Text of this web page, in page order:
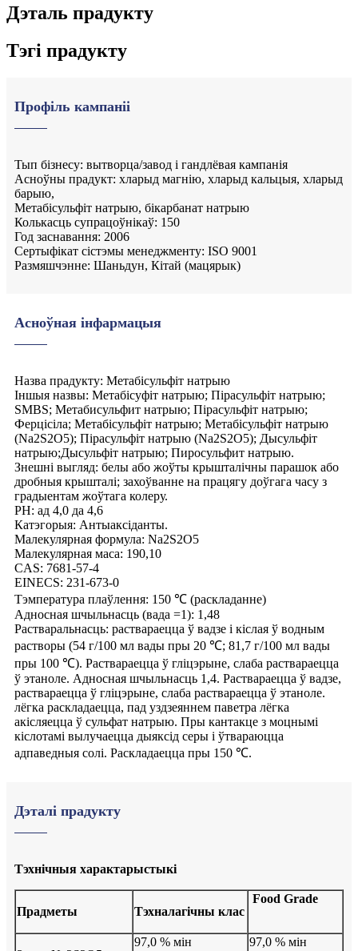
Дэталь прадукту
Тэгі прадукту
Профіль кампаніі
Тып бізнесу: вытворца/завод і гандлёвая кампанія
Асноўны прадукт: хларыд магнію, хларыд кальцыя, хларыд
барыю,
Метабісульфіт натрыю, бікарбанат натрыю
Колькасць супрацоўнікаў: 150
Год заснавання: 2006
Сертыфікат сістэмы менеджменту: ISO 9001
Размяшчэнне: Шаньдун, Кітай (мацярык)
Асноўная інфармацыя
Назва прадукту: Метабісульфіт натрыю
Іншыя назвы: Метабісуфіт натрыю; Пірасульфіт натрыю;
SMBS; Метабисульфит натрыю; Пірасульфіт натрыю;
Ферцісіла; Метабісульфіт натрыю; Метабісульфіт натрыю
(Na2S2O5); Пірасульфіт натрыю (Na2S2O5); Дысульфіт
натрыю;Дысульфіт натрыю; Пиросульфит натрыю.
Знешні выгляд: белы або жоўты крышталічны парашок або
дробныя крышталі; захоўванне на працягу доўгага часу з
градыентам жоўтага колеру.
PH: ад 4,0 да 4,6
Катэгорыя: Антыаксіданты.
Малекулярная формула: Na2S2O5
Малекулярная маса: 190,10
CAS: 7681-57-4
EINECS: 231-673-0
Тэмпература плаўлення: 150 ℃ (раскладанне)
Адносная шчыльнасць (вада =1): 1,48
Растваральнасць: раствараецца ў вадзе і кіслая ў водным
растворы (54 г/100 мл вады пры 20 ℃; 81,7 г/100 мл вады
пры 100 ℃). Раствараецца ў гліцэрыне, слаба раствараецца
ў этаноле. Адносная шчыльнасць 1,4. Раствараецца ў вадзе,
раствараецца ў гліцэрыне, слаба раствараецца ў этаноле.
лёгка раскладаецца, пад уздзеяннем паветра лёгка
акісляецца ў сульфат натрыю. Пры кантакце з моцнымі
кіслотамі вылучаецца дыяксід серы і ўтвараюцца
адпаведныя солі. Раскладаецца пры 150 ℃.
Дэталі прадукту
Тэхнічныя характарыстыкі
Прадметы Тэхналагічны клас
Food Grade
97,0 % мін 97,0 % мін